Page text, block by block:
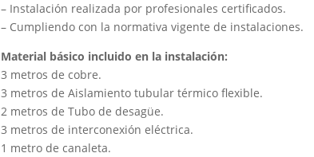
– Instalación realizada por profesionales certificados.
– Cumpliendo con la normativa vigente de instalaciones.
Material básico incluido en la instalación:
3 metros de cobre.
3 metros de Aislamiento tubular térmico flexible.
2 metros de Tubo de desagüe.
3 metros de interconexión eléctrica.
1 metro de canaleta.